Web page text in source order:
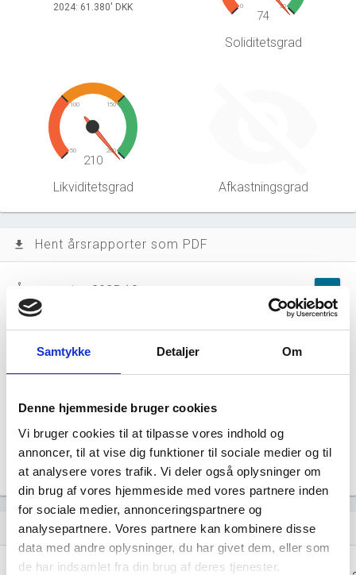
Samtykke Detaljer Om
Denne hjemmeside bruger cookies
Vi bruger cookies til at tilpasse vores indhold og
annoncer, til at vise dig funktioner til sociale medier og til
at analysere vores trafik. Vi deler også oplysninger om
din brug af vores hjemmeside med vores partnere inden
for sociale medier, annonceringspartnere og
analysepartnere. Vores partnere kan kombinere disse
data med andre oplysninger, du har givet dem, eller som
de har indsamlet fra din brug af deres tjenester.
2024: 61.380' DKK 0 30
74
Soliditetsgrad
50
100 150
200
210
Likviditetsgrad Afkastningsgrad
file_download Hent årsrapporter som PDF
Årsrapporten 2025-10
Årsrapporten 2024-10 file_download
Årsrapporten 2023-10 file_download
Årsrapporten 2022-10
Årsrapporten 2021-10 file_download
assignment Regnskaber
Resultat i 1000